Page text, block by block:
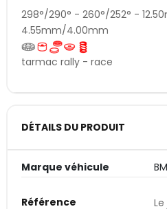
298°/290° - 260°/252° -
4.55mm/4.00mm
tarmac rally - race
DÉTAILS DU PRODUIT
Marque véhicule
Référence